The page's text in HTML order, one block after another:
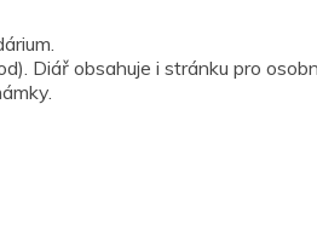
Diář obsahuje i stránku pro